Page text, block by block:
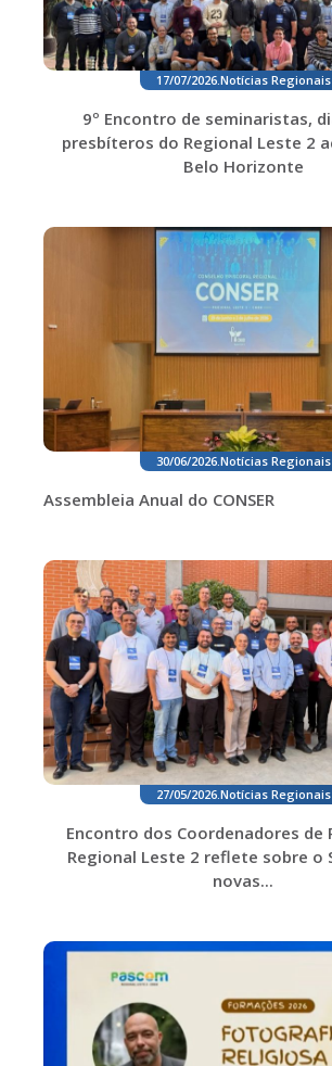
17/07/2026. Notícias Regionais
9º Encontro de seminaristas,
presbíteros do Regional Leste 2
Belo Horizonte
30/06/2026. Notícias Regionais
Assembleia Anual do CONSER
27/05/2026. Notícias Regionais
Encontro dos Coordenadores de
Regional Leste 2 reflete sobre o
novas...